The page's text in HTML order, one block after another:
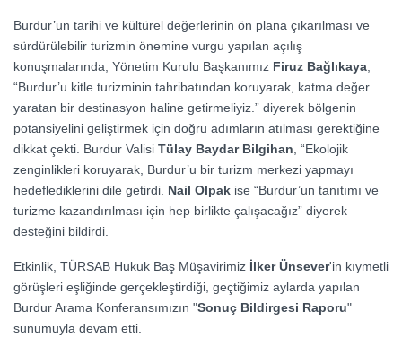
Burdur’un tarihi ve kültürel değerlerinin ön plana çıkarılması ve
sürdürülebilir turizmin önemine vurgu yapılan açılış
konuşmalarında, Yönetim Kurulu Başkanımız Firuz Bağlıkaya
“Burdur’u kitle turizminin tahribatından koruyarak, katma değer
yaratan bir destinasyon haline getirmeliyiz.” diyerek bölgenin
potansiyelini geliştirmek için doğru adımların atılması gerektiğine
dikkat çekti. Burdur Valisi Tülay Baydar Bilgihan , “Ekolojik
zenginlikleri koruyarak, Burdur’u bir turizm merkezi yapmayı
hedeflediklerini dile getirdi. Nail Olpak ise “Burdur’un tanıtımı ve
turizme kazandırılması için hep birlikte çalışacağız” diyerek
desteğini bildirdi.
Etkinlik, TÜRSAB Hukuk Baş Müşavirimiz İlker Ünsever'in kıymetli
görüşleri eşliğinde gerçekleştirdiği, geçtiğimiz aylarda yapılan
Burdur Arama Konferansımızın "Sonuç Bildirgesi Raporu"
sunumuyla devam etti.